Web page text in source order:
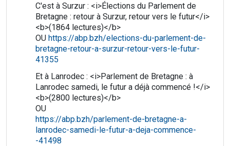
C'est à Surzur : <i>Élections du Parlement de
Bretagne : retour à Surzur, retour vers le futur</i>
<b>(1864 lectures)</b>
OU https://abp.bzh/elections-du-parlement-de-
bretagne-retour-a-surzur-retour-vers-le-futur-
41355
Et à Lanrodec : <i>Parlement de Bretagne : à
Lanrodec samedi, le futur a déjà commencé !</i>
<b>(2800 lectures)</b>
OU
https://abp.bzh/parlement-de-bretagne-a-
lanrodec-samedi-le-futur-a-deja-commence-
-41498